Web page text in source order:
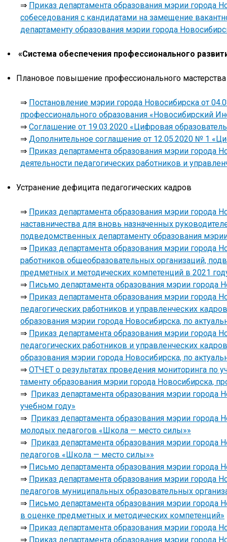
⇒ Приказ департамента образования мэрии города
собеседования с кандидатами на замещение
департаменту образования мэрии города
«Система обеспечения профессионального
Плановое повышение профессионального мастерства
⇒ Постановление мэрии города Новосибирска от
профессионального образования «Новосибирский
⇒ Соглашение от 19.03.2020 «Цифровая
⇒ Дополнительное соглашение от 12.05.2020 № 1
⇒ Приказ департамента образования мэрии города
деятельности педагогических работников и
Устранение дефицита педагогических кадров
⇒ Приказ департамента образования мэрии города
наставничества для вновь назначенных
подведомственных департаменту образования
⇒ Приказ департамента образования мэрии города
работников общеобразовательных организаций,
предметных и методических компетенций в 2021
⇒ Письмо департамента образования мэрии города
⇒ Приказ департамента образования мэрии города
педагогических работников и управленческих
образования мэрии города Новосибирска, по
⇒ Приказ департамента образования мэрии города
педагогических работников и управленческих
образования мэрии города Новосибирска, по
⇒ ОТЧЕТ о результатах проведения мониторинга по
таменту образования мэрии города Новосибирска,
⇒ Приказ департамента образования мэрии города
учебном году»
⇒ Приказ департамента образования мэрии города
молодых педагогов «Школа — место силы»»
⇒ Приказ департамента образования мэрии города
педагогов «Школа — место силы»»
⇒ Письмо департамента образования мэрии города
⇒ Приказ департамента образования мэрии города
педагогов муниципальных образовательных
⇒ Письмо департамента образования мэрии города
в оценке предметных и методических компетенций»
⇒ Приказ департамента образования мэрии города
⇒ Приказ департамента образования мэрии города